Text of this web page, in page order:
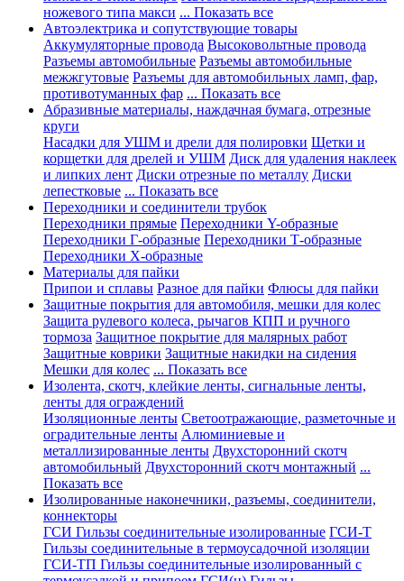
ножевого типа макси ... Показать все
Автоэлектрика и сопутствующие товары
Аккумуляторные провода Высоковольтные провода
Разъемы автомобильные Разъемы автомобильные
межжгутовые Разъемы для автомобильных ламп, фар,
противотуманных фар ... Показать все
Абразивные материалы, наждачная бумага, отрезные
круги
Насадки для УШМ и дрели для полировки Щетки и
корщетки для дрелей и УШМ Диск для удаления наклеек
и липких лент Диски отрезные по металлу Диски
лепестковые ... Показать все
Переходники и соединители трубок
Переходники прямые Переходники Y-образные
Переходники Г-образные Переходники Т-образные
Переходники Х-образные
Материалы для пайки
Припои и сплавы Разное для пайки Флюсы для пайки
Защитные покрытия для автомобиля, мешки для колес
Защита рулевого колеса, рычагов КПП и ручного
тормоза Защитное покрытие для малярных работ
Защитные коврики Защитные накидки на сидения
Мешки для колес ... Показать все
Изолента, скотч, клейкие ленты, сигнальные ленты,
ленты для ограждений
Изоляционные ленты Светоотражающие, разметочные и
оградительные ленты Алюминиевые и
металлизированные ленты Двухсторонний скотч
автомобильный Двухсторонний скотч монтажный ...
Показать все
Изолированные наконечники, разъемы, соединители,
коннекторы
ГСИ Гильзы соединительные изолированные ГСИ-Т
Гильзы соединительные в термоусадочной изоляции
ГСИ-ТП Гильзы соединительные изолированный с